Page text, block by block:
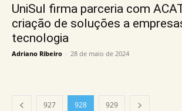
UniSul firma parceria com
criação de soluções a
tecnologia
Adriano Ribeiro - 28 de maio de 2024
927 928 929